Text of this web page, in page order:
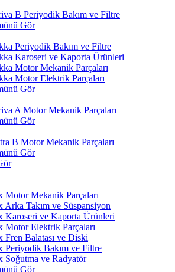
B Periyodik Bakım ve Filtre
Gör
Periyodik Bakım ve Filtre
Karoseri ve Kaporta Ürünleri
Motor Mekanik Parçaları
Motor Elektrik Parçaları
Gör
A Motor Mekanik Parçaları
Gör
B Motor Mekanik Parçaları
Gör
Motor Mekanik Parçaları
Arka Takım ve Süspansiyon
Karoseri ve Kaporta Ürünleri
Motor Elektrik Parçaları
Fren Balatası ve Diski
Periyodik Bakım ve Filtre
Soğutma ve Radyatör
Gör